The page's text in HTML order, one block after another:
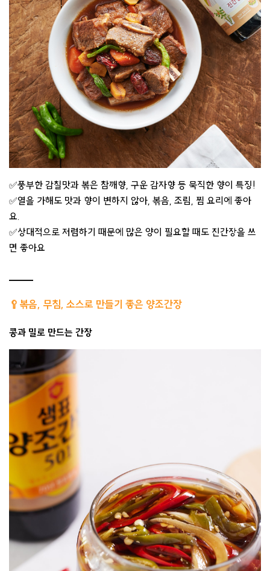
✅풍부한 감칠맛과 볶은 참깨향, 구운 감자향 등 묵직한 향이 특징!
✅열을 가해도 맛과 향이 변하지 않아, 볶음, 조림, 찜 요리에 좋아
요.
✅상대적으로 저렴하기 때문에 많은 양이 필요할 때도 진간장을 쓰
면 좋아요
🥄볶음, 무침, 소스로 만들기 좋은 양조간장
콩과 밀로 만드는 간장